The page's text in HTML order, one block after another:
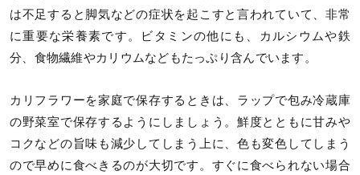
は不足すると脚気などの症状を起こすと言われていて、非常
に重要な栄養素です。ビタミンの他にも、カルシウムや鉄
分、食物繊維やカリウムなどもたっぷり含んでいます。
カリフラワーを家庭で保存するときは、ラップで包み冷蔵庫
の野菜室で保存するようにしましょう。鮮度とともに甘みや
コクなどの旨味も減少してしまう上に、色も変色してしまう
ので早めに食べきるのが大切です。すぐに食べられない場合